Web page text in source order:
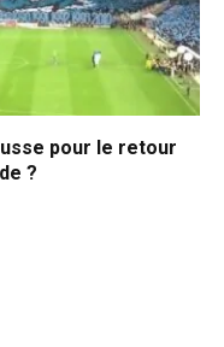
pour le retour
?